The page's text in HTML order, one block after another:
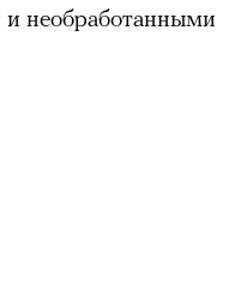
необработанными